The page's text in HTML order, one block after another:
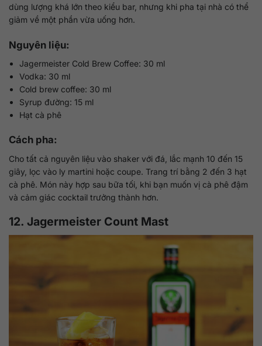
dùng lượng khá lớn theo kiểu bar, nhưng khi pha tại nhà có thể
giảm về một phần vừa uống hơn.
Nguyên liệu:
Jagermeister Cold Brew Coffee: 30 ml
Vodka: 30 ml
Cold brew coffee: 30 ml
Syrup đường: 15 ml
Hạt cà phê
Cách pha:
Cho tất cả nguyên liệu vào shaker với đá, lắc mạnh 10 đến 15
giây, lọc vào ly martini hoặc coupe. Trang trí bằng 2 đến 3 hạt
cà phê. Món này hợp sau bữa tối, khi bạn muốn vị cà phê đậm
và cảm giác cocktail trưởng thành hơn.
12. Jagermeister Count Mast